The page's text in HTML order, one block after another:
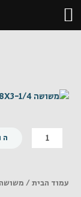
דילוג
לתוכן
כמות
של
עמוד הבית/ משושה